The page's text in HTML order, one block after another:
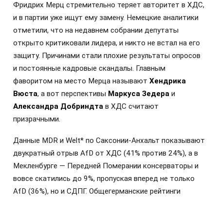
Фридрих Мерц стремительно теряет авторитет в ХДС,
и в партии уже ищут ему замену. Немецкие аналитики
отметили, что на недавнем собрании депутаты
открыто критиковали лидера, и никто не встал на его
защиту. Причинами стали плохие результаты опросов
и постоянные кадровые скандалы. Главным
фаворитом на место Мерца называют Хендрика
Вюста, а вот перспективы Маркуса Зедера и
Александра Добриндта в ХДС считают
призрачными.
Данные MDR и Welt* по Саксонии-Анхальт показывают
двукратный отрыв AfD от ХДС (41% против 24%), а в
Мекленбурге — Передней Померании консерваторы и
вовсе скатились до 9%, пропуская вперед не только
AfD (36%), но и СДПГ. Общегерманские рейтинги